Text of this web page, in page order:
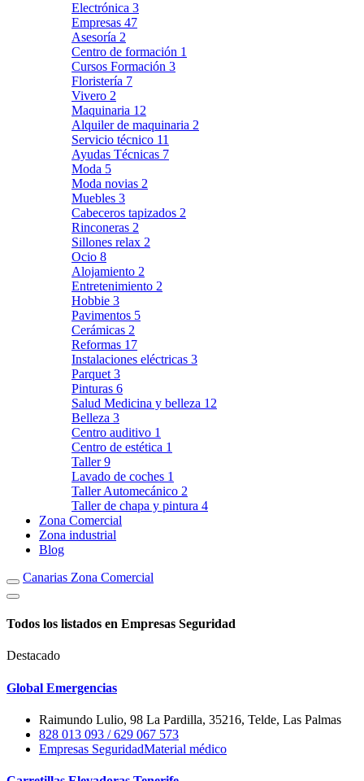
Electrónica 3
Empresas 47
Asesoría 2
Centro de formación 1
Cursos Formación 3
Floristería 7
Vivero 2
Maquinaria 12
Alquiler de maquinaria 2
Servicio técnico 11
Ayudas Técnicas 7
Moda 5
Moda novias 2
Muebles 3
Cabeceros tapizados 2
Rinconeras 2
Sillones relax 2
Ocio 8
Alojamiento 2
Entretenimiento 2
Hobbie 3
Pavimentos 5
Cerámicas 2
Reformas 17
Instalaciones eléctricas 3
Parquet 3
Pinturas 6
Salud Medicina y belleza 12
Belleza 3
Centro auditivo 1
Centro de estética 1
Taller9
Lavado de coches 1
Taller Automecánico 2
Taller de chapa y pintura 4
Zona Comercial
Zona industrial
Blog
Canarias Zona Comercial
Todos los listados en Empresas Seguridad
Destacado
Global Emergencias
Raimundo Lulio, 98 La Pardilla, 35216, Telde, Las Palmas
828 013 093 / 629 067 573
Empresas SeguridadMaterial médico